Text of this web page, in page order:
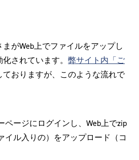
がWeb上でファイルをアップし
されています。 弊サイト内「ご
ておりますが、このような流れで
ページにログインし、Web上でzip
イル入りの）をアップロード（コ